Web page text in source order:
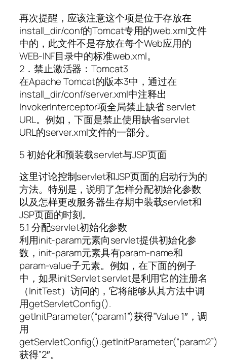
再次提醒，应该注意这个项是位于存放在
install_dir/conf的Tomcat专用的web.xml文件
中的，此文件不是存放在每个Web应用的
WEB-INF目录中的标准web.xml。
2．禁止激活器：Tomcat3
在Apache Tomcat的版本3中，通过在
install_dir/conf/server.xml中注释出
InvokerInterceptor项全局禁止缺省 servlet
URL。例如，下面是禁止使用缺省servlet
URL的server.xml文件的一部分。
5 初始化和预装载servlet与JSP页面
这里讨论控制servlet和JSP页面的启动行为的
方法。特别是，说明了怎样分配初始化参数
以及怎样更改服务器生存期中装载servlet和
JSP页面的时刻。
5.1 分配servlet初始化参数
利用init-param元素向servlet提供初始化参
数，init-param元素具有param-name和
param-value子元素。例如，在下面的例子
中，如果initServlet servlet是利用它的注册名
（InitTest）访问的，它将能够从其方法中调
用getServletConfig().
getInitParameter(“param1”)获得”Value 1″，调
用
getServletConfig().getInitParameter(“param2”)
获得”2″。